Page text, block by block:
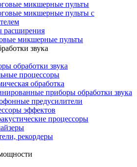
микшерные пульты
микшерные пульты с
расширения
микшерные пульты
звука
обработки звука
процессоры
обработка
приборы обработки звука
предусилители
эффектов
процессоры
рекордеры